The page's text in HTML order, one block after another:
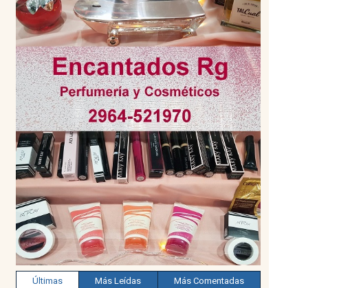
Últimas Más Leídas Más Comentadas